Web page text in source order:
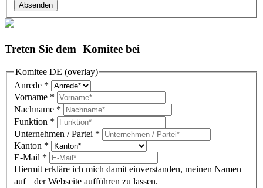
Absenden
Treten Sie dem Komitee bei
Komitee DE (overlay)
Anrede *
Vorname *
Nachname *
Funktion *
Unternehmen / Partei *
Kanton *
E-Mail *
Hiermit erkläre ich mich damit einverstanden, meinen Namen
auf der Webseite aufführen zu lassen.